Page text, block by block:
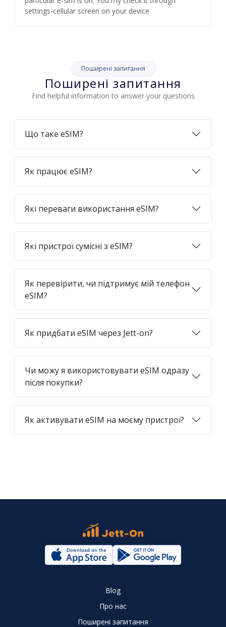
settings-cellular screen on your device
Поширені запитання
Поширені запитання
Find helpful information to answer your questions
Що таке eSIM?
Як працює eSIM?
Які переваги використання eSIM?
Які пристрої сумісні з eSIM?
Як перевірити, чи підтримує мій телефон
eSIM?
Як придбати eSIM через Jett-on?
Чи можу я використовувати eSIM одразу
після покупки?
Як активувати eSIM на моєму пристрої?
Blog
Про нас
Поширені запитання